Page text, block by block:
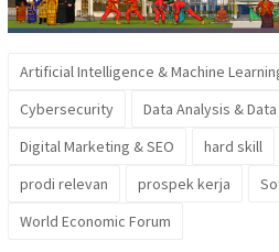
Artificial Intelligence & Machine
Cybersecurity
Data Analysis &
Digital Marketing & SEO
hard skill
prodi relevan
prospek kerja
World Economic Forum